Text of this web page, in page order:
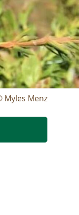
Myles Menz